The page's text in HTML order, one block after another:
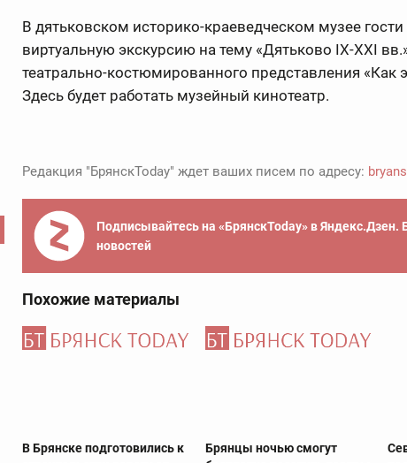
В дятьковском историко-краеведческом музее
виртуальную экскурсию на тему «Дятьково IX-XXI
театрально-костюмированного представления «Как
Здесь будет работать музейный кинотеатр.
Редакция "БрянскToday" ждет ваших писем по адресу:
Подписывайтесь на «БрянскToday» в Яндекс.Дзен.
новостей
Похожие материалы
В Брянске подготовились к
Брянцы ночью смогут